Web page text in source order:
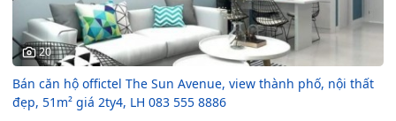
20
Bán căn hộ offictel The Sun Avenue, view thành phố, nội thất
đẹp, 51m² giá 2ty4, LH 083 555 8886